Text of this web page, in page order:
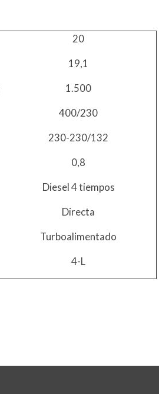
20
19,1
1.500
400/230
230-230/132
0,8
Diesel 4 tiempos
Directa
Turboalimentado
4-L